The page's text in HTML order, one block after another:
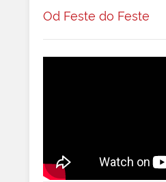
Od Feste do Feste